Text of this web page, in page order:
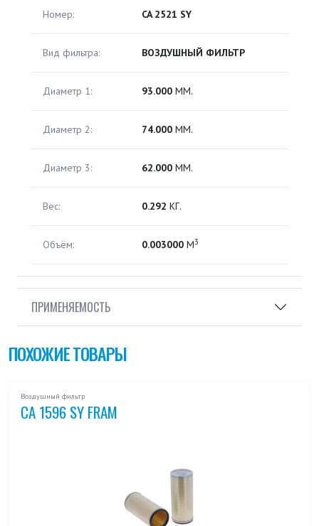
Номер: CA 2521 SY
Вид фильтра: ВОЗДУШНЫЙ ФИЛЬТР
Диаметр 1: 93.000 ММ.
Диаметр 2: 74.000 ММ.
Диаметр 3: 62.000 ММ.
Вес: 0.292 КГ.
Объём: 0.003000 М3
ПРИМЕНЯЕМОСТЬ
ПОХОЖИЕ ТОВАРЫ
Воздушный фильтр
CA 1596 SY FRAM